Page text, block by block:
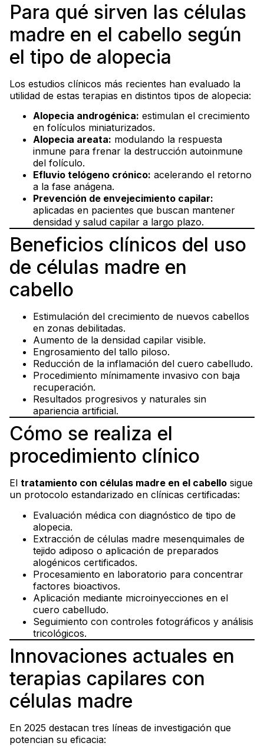
Para qué sirven las células
madre en el cabello según
el tipo de alopecia
Los estudios clínicos más recientes han evaluado la
utilidad de estas terapias en distintos tipos de alopecia:
Alopecia androgénica: estimulan el crecimiento
en folículos miniaturizados.
Alopecia areata: modulando la respuesta
inmune para frenar la destrucción autoinmune
del folículo.
Efluvio telógeno crónico: acelerando el retorno
a la fase anágena.
Prevención de envejecimiento capilar:
aplicadas en pacientes que buscan mantener
densidad y salud capilar a largo plazo.
Beneficios clínicos del uso
de células madre en
cabello
Estimulación del crecimiento de nuevos cabellos
en zonas debilitadas.
Aumento de la densidad capilar visible.
Engrosamiento del tallo piloso.
Reducción de la inflamación del cuero cabelludo.
Procedimiento mínimamente invasivo con baja
recuperación.
Resultados progresivos y naturales sin
apariencia artificial.
Cómo se realiza el
procedimiento clínico
El tratamiento con células madre en el cabello sigue
un protocolo estandarizado en clínicas certificadas:
Evaluación médica con diagnóstico de tipo de
alopecia.
Extracción de células madre mesenquimales de
tejido adiposo o aplicación de preparados
alogénicos certificados.
Procesamiento en laboratorio para concentrar
factores bioactivos.
Aplicación mediante microinyecciones en el
cuero cabelludo.
Seguimiento con controles fotográficos y análisis
tricológicos.
Innovaciones actuales en
terapias capilares con
células madre
En 2025 destacan tres líneas de investigación que
potencian su eficacia: